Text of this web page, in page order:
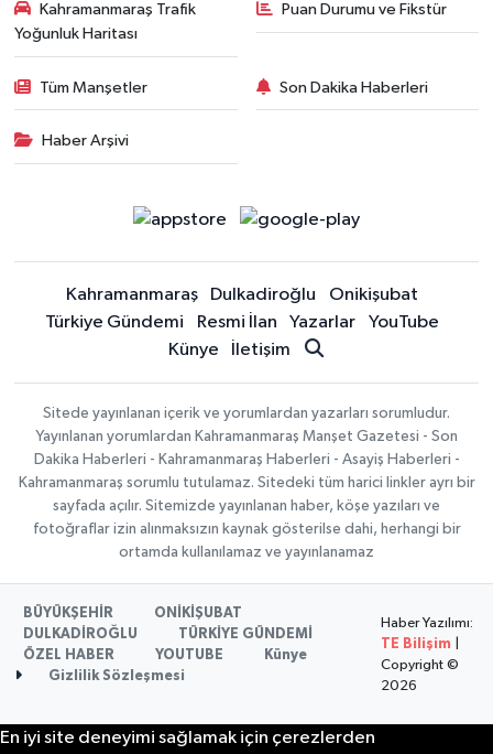
Kahramanmaraş Trafik
Yoğunluk Haritası
Puan Durumu ve Fikstür
Tüm Manşetler Son Dakika Haberleri
Haber Arşivi
Kahramanmaraş Dulkadiroğlu
Onikişubat
Türkiye Gündemi
Resmi İlan Yazarlar
YouTube
Künye
İletişim
Sitede yayınlanan içerik ve yorumlardan yazarları sorumludur.
Yayınlanan yorumlardan Kahramanmaraş Manşet Gazetesi - Son
Dakika Haberleri - Kahramanmaraş Haberleri - Asayiş Haberleri -
Kahramanmaraş sorumlu tutulamaz. Sitedeki tüm harici linkler ayrı bir
sayfada açılır. Sitemizde yayınlanan haber, köşe yazıları ve
fotoğraflar izin alınmaksızın kaynak gösterilse dahi, herhangi bir
ortamda kullanılamaz ve yayınlanamaz
BÜYÜKŞEHİR
ONİKİŞUBAT
DULKADİROĞLU
TÜRKİYE GÜNDEMİ
ÖZEL HABER
YOUTUBE
Künye
Gizlilik Sözleşmesi
Haber Yazılımı:
TE Bilişim
Copyright ©
2026
En iyi site deneyimi sağlamak için çerezlerden